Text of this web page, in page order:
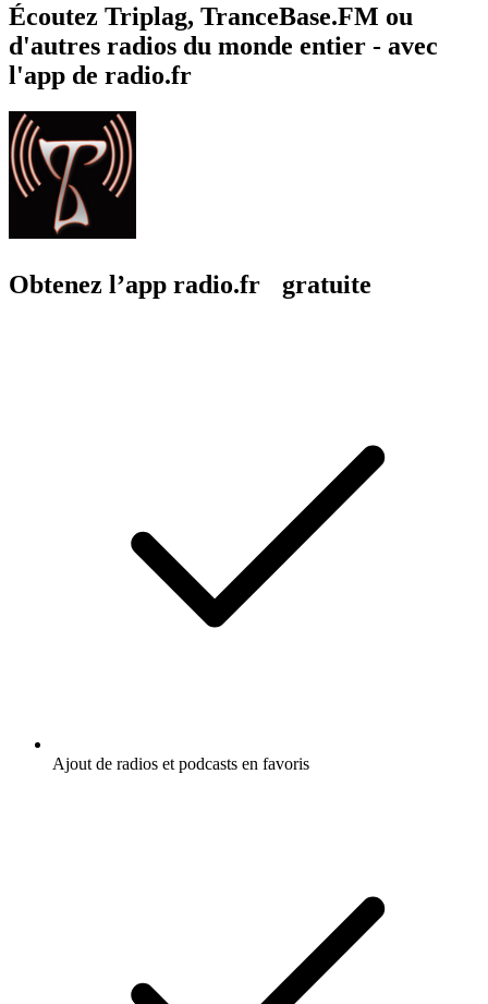
Écoutez Triplag, TranceBase.FM ou
d'autres radios du monde entier - avec
l'app de radio.fr
Obtenez l’app radio.fr gratuite
Ajout de radios et podcasts en favoris